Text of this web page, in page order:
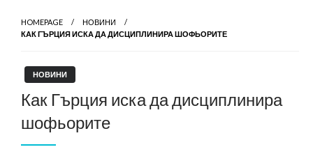
HOMEPAGE
НОВИНИ
КАК ГЪРЦИЯ ИСКА ДА ДИСЦИПЛИНИРА ШОФЬОРИТЕ
НОВИНИ
Как Гърция иска да дисциплинира
шофьорите